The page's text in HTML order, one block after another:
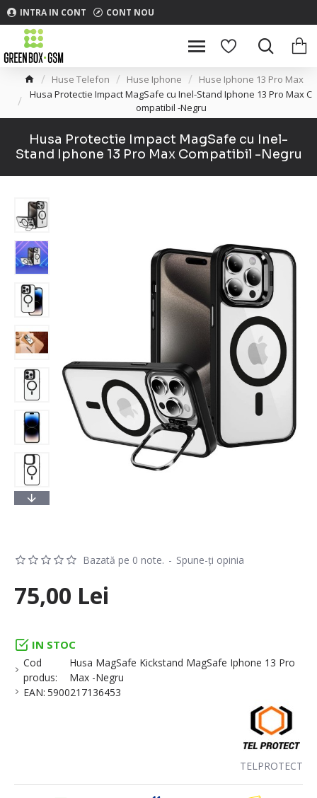
INTRA IN CONT CONT NOU
Huse Telefon Huse Iphone
Huse Iphone 13 Pro Max
Husa Protectie Impact MagSafe cu Inel-Stand Iphone 13 Pro Max C
ompatibil -Negru
Husa Protectie Impact MagSafe cu Inel-
Stand Iphone 13 Pro Max Compatibil -Negru
IN STOC
Cod
produs:
Husa MagSafe Kickstand MagSafe Iphone 13 Pro
Max -Negru
EAN: 5900217136453
TELPROTECT
Bazată pe 0 note. - Spune-ţi opinia
75,00 Lei